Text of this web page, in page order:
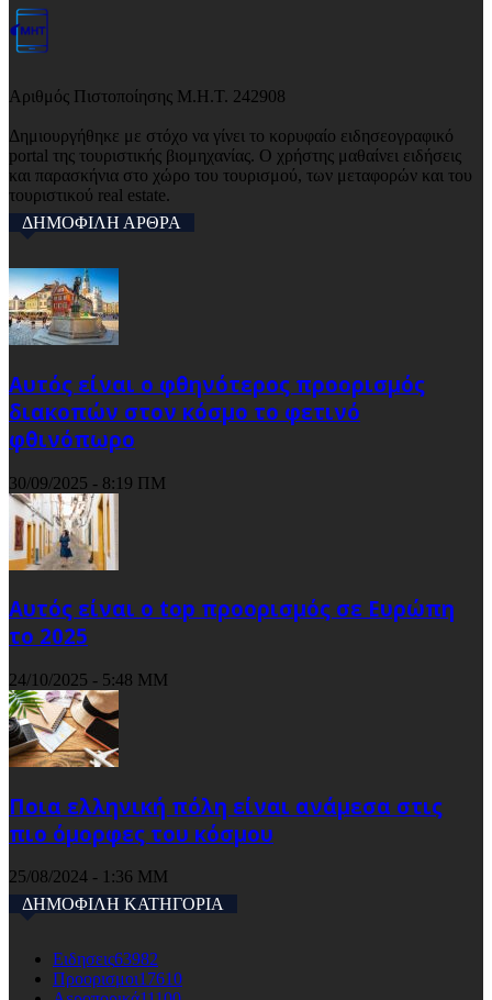
Αριθμός Πιστοποίησης Μ.Η.Τ. 242908
Δημιουργήθηκε με στόχο να γίνει το κορυφαίο ειδησεογραφικό
portal της τουριστικής βιομηχανίας. Ο χρήστης μαθαίνει ειδήσεις
και παρασκήνια στο χώρο του τουρισμού, των μεταφορών και του
τουριστικού real estate.
ΔΗΜΟΦΙΛΗ ΑΡΘΡΑ
Αυτός είναι ο φθηνότερος προορισμός
διακοπών στον κόσμο το φετινό
φθινόπωρο
30/09/2025 - 8:19 ΠΜ
Αυτός είναι ο top προορισμός σε Ευρώπη
το 2025
24/10/2025 - 5:48 ΜΜ
Ποια ελληνική πόλη είναι ανάμεσα στις
πιο όμορφες του κόσμου
25/08/2024 - 1:36 ΜΜ
ΔΗΜΟΦΙΛΗ ΚΑΤΗΓΟΡΙΑ
Ειδησεις63982
Προορισμοι17610